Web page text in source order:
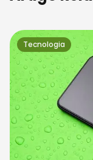
Tecnologia